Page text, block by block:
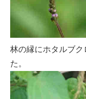
林の縁にホタルブ
た。